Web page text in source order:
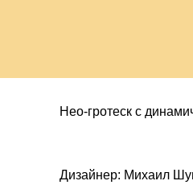
Нео-гротеск с
Дизайнер: Михаил